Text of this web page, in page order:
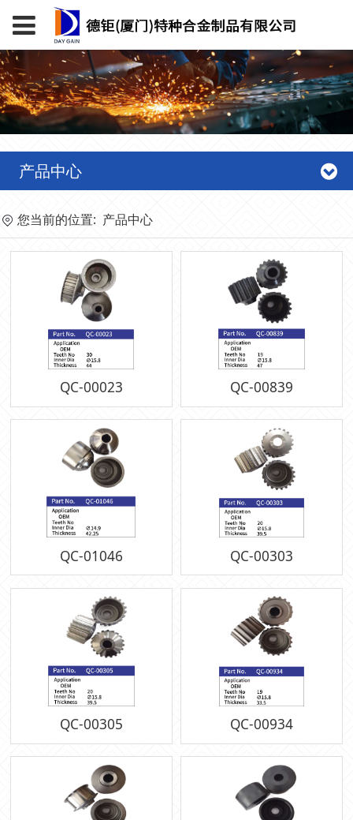
产品中心
您当前的位置: 产品中心
QC-00023 QC-00839
QC-01046 QC-00303
QC-00305 QC-00934